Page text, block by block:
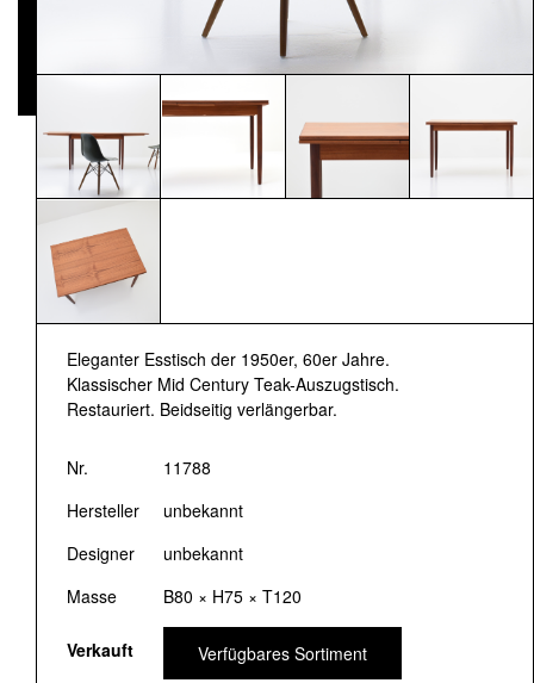
Eleganter Esstisch der 1950er, 60er Jahre.
Klassischer Mid Century Teak-Auszugstisch.
Restauriert. Beidseitig verlängerbar.
Nr.
11788
Hersteller
unbekannt
Designer
unbekannt
Masse
B80 × H75 × T120
Verkauft Verfügbares Sortiment